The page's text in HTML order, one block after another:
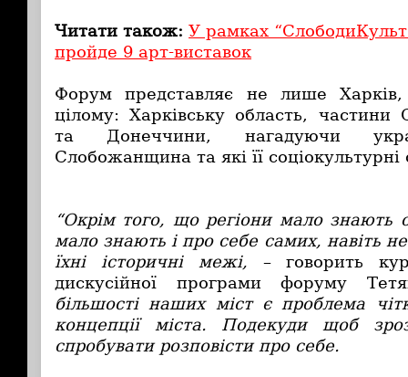
Читати також: У рамках
пройде 9 арт-виставок
Форум представляє не лише
цілому: Харківську область,
та Донеччини, нагадуючи
Слобожанщина та які її соціокультурні
“Окрім того, що регіони мало знають
мало знають і про себе самих, навіть
їхні історичні межі, – говорить
дискусійної програми форуму
більшості наших міст є проблема
концепції міста. Подекуди щоб
спробувати розповісти про себе.